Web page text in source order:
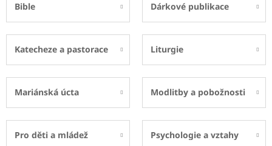
Bible Dárkové publikace
Katecheze a pastorace Liturgie
Mariánská úcta Modlitby a pobožnosti
Pro děti a mládež Psychologie a vztahy